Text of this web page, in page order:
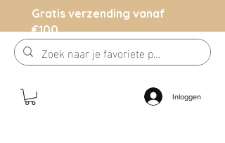
Gratis verzending vanaf
€100
Inloggen